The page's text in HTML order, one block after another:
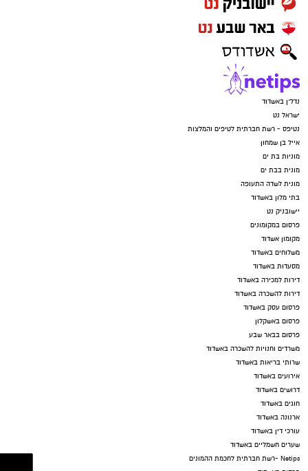
נדל"ן באשדוד
ישראל נט
נטיפס - רשת חברתית לטיפים והמלצות
אייל בן שמחון
מוניות בת ים
מונית בבת ים
מונית לשדה התעופה
בתי מלון באשדוד
יישובניק נט
פרסום במקומונים
מקומון אשדוד
משלוחים באשדוד
מסעדות באשדוד
דירות למכירה באשדוד
דירות להשכרה באשדוד
פרסום עסק באשדוד
פרסום באשקלון
פרסום בבאר שבע
משרדים וחנויות להשכרה באשדוד
שרותי בריאות באשדוד
אירועים באשדוד
דרושים באשדוד
חוגים באשדוד
ארנונה באשדוד
עורכי דין באשדוד
שערים חשמליים באשדוד
Netips -רשת חברתית לחכמת ההמונים